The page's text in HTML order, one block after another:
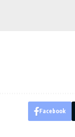
Facebook